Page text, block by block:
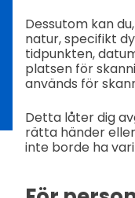
Dessutom kan
natur, specifikt
tidpunkten,
platsen för
används för
Detta låter dig
rätta händer
inte borde ha